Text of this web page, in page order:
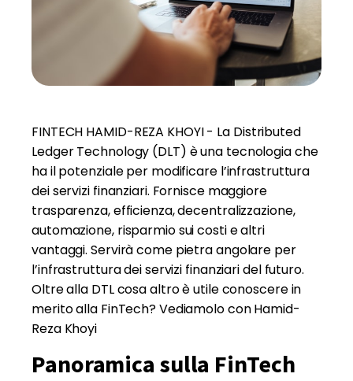
FINTECH HAMID-REZA KHOYI - La Distributed
Ledger Technology (DLT) è una tecnologia che
ha il potenziale per modificare l’infrastruttura
dei servizi finanziari. Fornisce maggiore
trasparenza, efficienza, decentralizzazione,
automazione, risparmio sui costi e altri
vantaggi. Servirà come pietra angolare per
l’infrastruttura dei servizi finanziari del futuro.
Oltre alla DTL cosa altro è utile conoscere in
merito alla FinTech? Vediamolo con Hamid-
Reza Khoyi
Panoramica sulla FinTech